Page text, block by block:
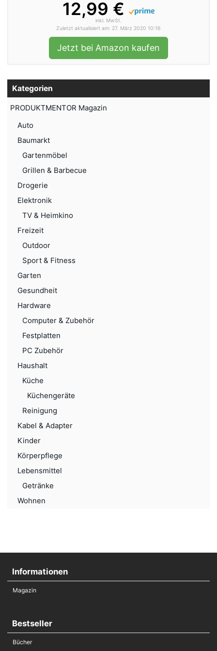
12,99 €
inkl. MwSt.
Zuletzt aktualisiert am: 27. März 2020 10:16
Jetzt bei Amazon kaufen
Kategorien
PRODUKTMENTOR Magazin
Auto
Baumarkt
Gartenmöbel
Grillen & Barbecue
Drogerie
Elektronik
TV & Heimkino
Freizeit
Outdoor
Sport & Fitness
Garten
Gesundheit
Hardware
Computer & Zubehör
Festplatten
PC Zubehör
Haushalt
Küche
Küchengeräte
Reinigung
Kabel & Adapter
Kinder
Körperpflege
Lebensmittel
Getränke
Wohnen
Informationen
Magazin
Bestseller
Bücher